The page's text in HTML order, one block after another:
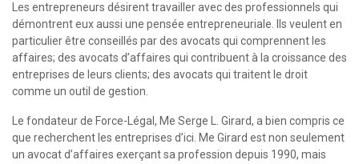
Les entrepreneurs désirent travailler avec des professionnels qui
démontrent eux aussi une pensée entrepreneuriale. Ils veulent en
particulier être conseillés par des avocats qui comprennent les
affaires; des avocats d’affaires qui contribuent à la croissance des
entreprises de leurs clients; des avocats qui traitent le droit
comme un outil de gestion.
Le fondateur de Force-Légal, Me Serge L. Girard, a bien compris ce
que recherchent les entreprises d’ici. Me Girard est non seulement
un avocat d’affaires exerçant sa profession depuis 1990, mais